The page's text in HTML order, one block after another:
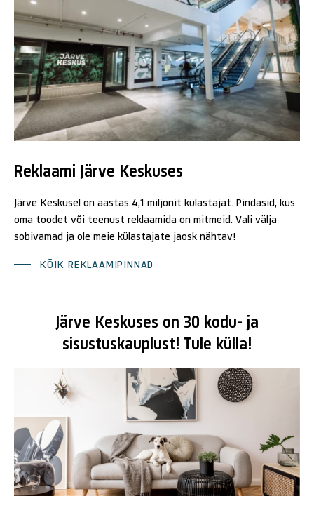
Reklaami Järve Keskuses
Järve Keskusel on aastas 4,1 miljonit külastajat. Pindasid, kus
oma toodet või teenust reklaamida on mitmeid. Vali välja
sobivamad ja ole meie külastajate jaosk nähtav!
KÕIK REKLAAMIPINNAD
Järve Keskuses on 30 kodu- ja
sisustuskauplust! Tule külla!